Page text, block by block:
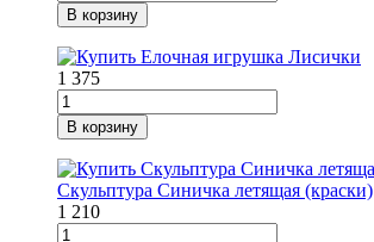
В корзину
1 375
В корзину
Скульптура Синичка летящая (краски)
1 210